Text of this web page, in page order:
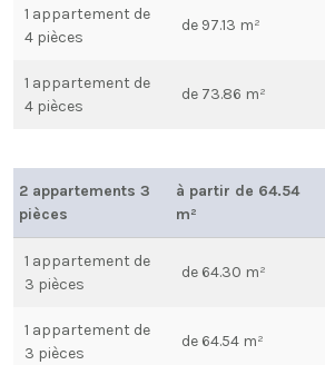
1 appartement de
4 pièces
de 97.13 m²
1 appartement de
4 pièces
de 73.86 m²
2 appartements 3
pièces
à partir de 64.54
m²
1 appartement de
3 pièces
de 64.30 m²
1 appartement de
3 pièces
de 64.54 m²